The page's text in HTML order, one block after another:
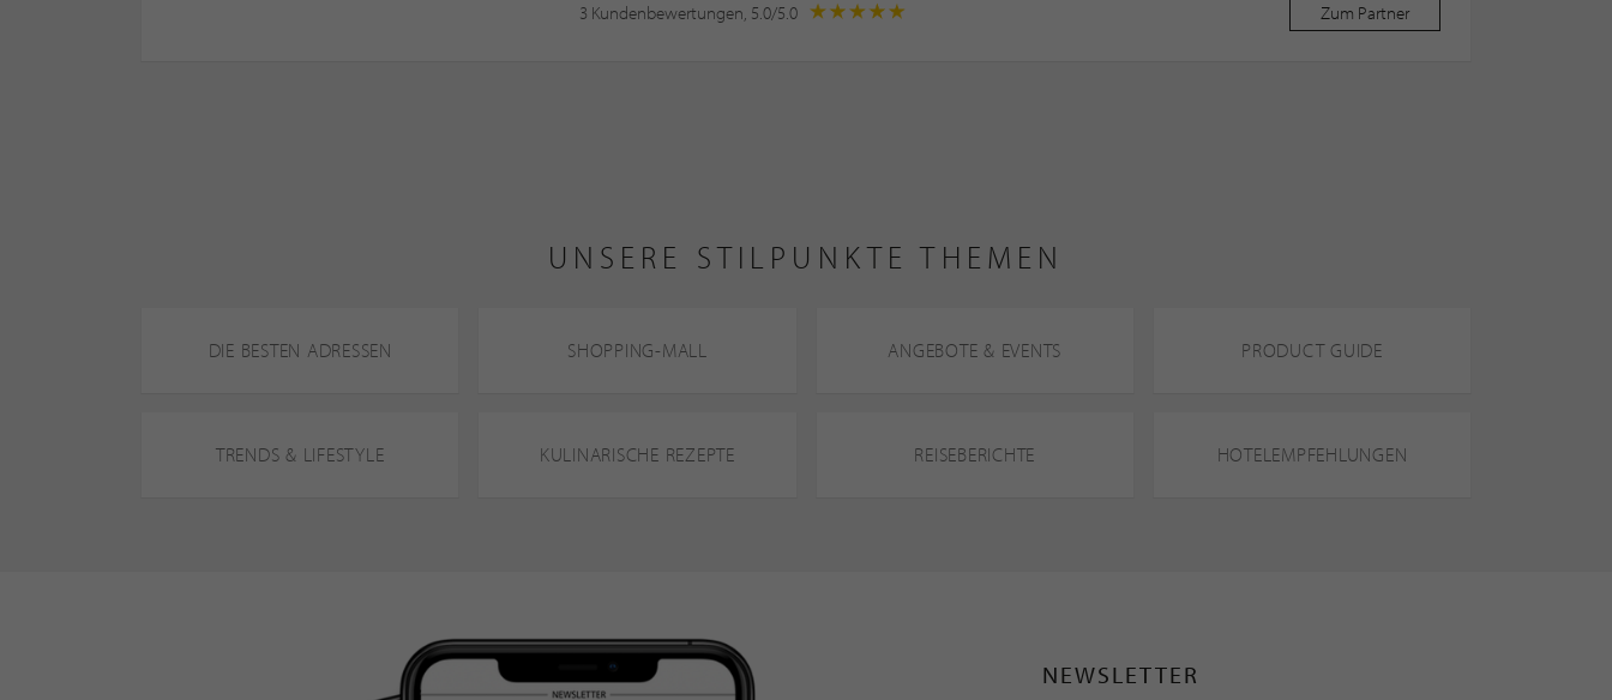
3 Kundenbewertungen, 5.0/5.0
Zum Partner
UNSERE STILPUNKTE THEMEN
DIE BESTEN ADRESSEN SHOPPING-MALL ANGEBOTE & EVENTS PRODUCT GUIDE
TRENDS & LIFESTYLE KULINARISCHE REZEPTE REISEBERICHTE HOTELEMPFEHLUNGEN
NEWSLETTER